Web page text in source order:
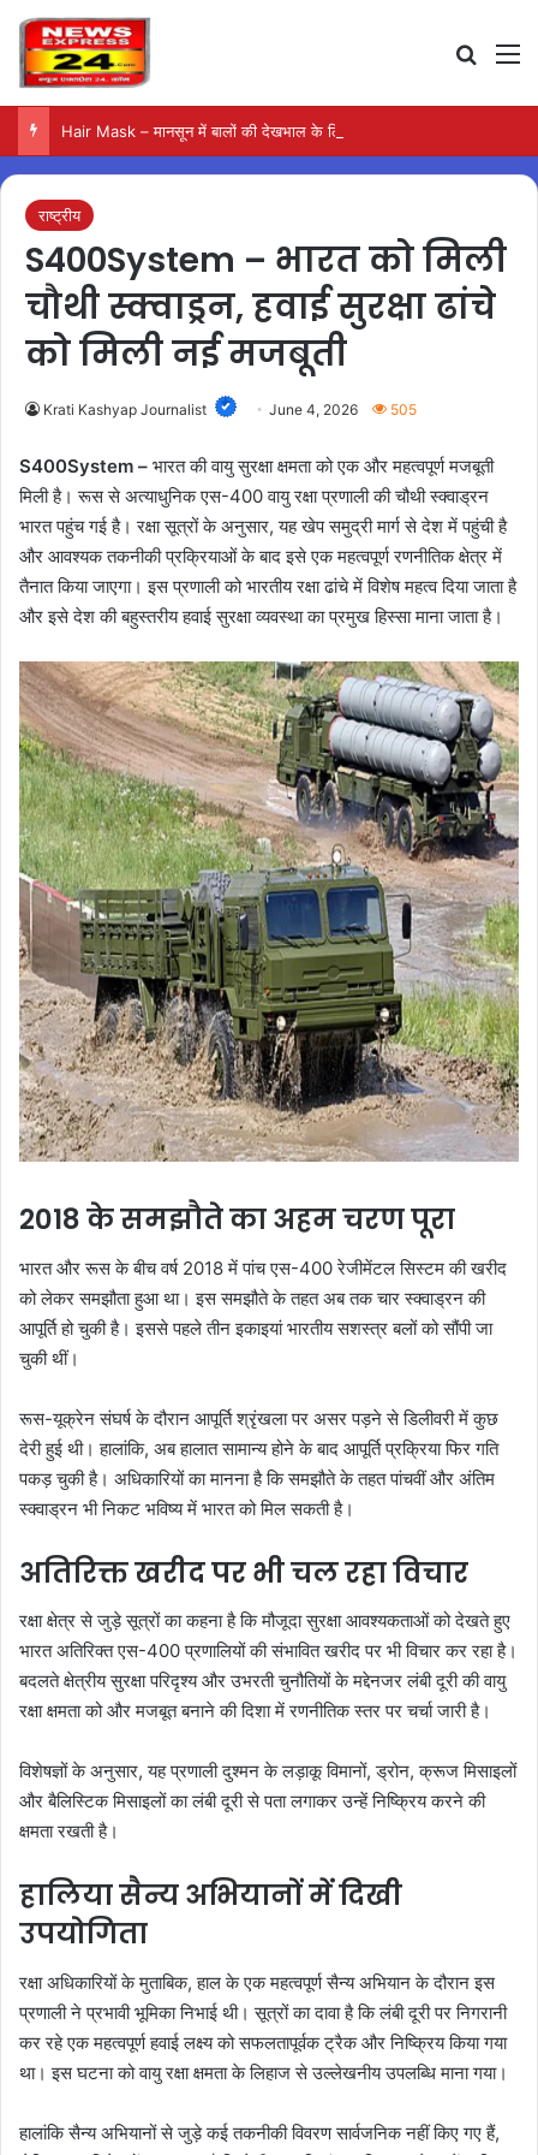
Hair Mask – मानसून में बालों की देखभाल के लिए आजमाएं अंडे का मास्क
राष्ट्रीय
S400System – भारत को मिली
चौथी स्क्वाड्रन, हवाई सुरक्षा ढांचे
को मिली नई मजबूती
Krati Kashyap Journalist June 4, 2026 505
S400System – भारत की वायु सुरक्षा क्षमता को एक और महत्वपूर्ण मजबूती
मिली है। रूस से अत्याधुनिक एस-400 वायु रक्षा प्रणाली की चौथी स्क्वाड्रन
भारत पहुंच गई है। रक्षा सूत्रों के अनुसार, यह खेप समुद्री मार्ग से देश में पहुंची है
और आवश्यक तकनीकी प्रक्रियाओं के बाद इसे एक महत्वपूर्ण रणनीतिक क्षेत्र में
तैनात किया जाएगा। इस प्रणाली को भारतीय रक्षा ढांचे में विशेष महत्व दिया जाता है
और इसे देश की बहुस्तरीय हवाई सुरक्षा व्यवस्था का प्रमुख हिस्सा माना जाता है।
2018 के समझौते का अहम चरण पूरा
भारत और रूस के बीच वर्ष 2018 में पांच एस-400 रेजीमेंटल सिस्टम की खरीद
को लेकर समझौता हुआ था। इस समझौते के तहत अब तक चार स्क्वाड्रन की
आपूर्ति हो चुकी है। इससे पहले तीन इकाइयां भारतीय सशस्त्र बलों को सौंपी जा
चुकी थीं।
रूस-यूक्रेन संघर्ष के दौरान आपूर्ति श्रृंखला पर असर पड़ने से डिलीवरी में कुछ
देरी हुई थी। हालांकि, अब हालात सामान्य होने के बाद आपूर्ति प्रक्रिया फिर गति
पकड़ चुकी है। अधिकारियों का मानना है कि समझौते के तहत पांचवीं और अंतिम
स्क्वाड्रन भी निकट भविष्य में भारत को मिल सकती है।
अतिरिक्त खरीद पर भी चल रहा विचार
रक्षा क्षेत्र से जुड़े सूत्रों का कहना है कि मौजूदा सुरक्षा आवश्यकताओं को देखते हुए
भारत अतिरिक्त एस-400 प्रणालियों की संभावित खरीद पर भी विचार कर रहा है।
बदलते क्षेत्रीय सुरक्षा परिदृश्य और उभरती चुनौतियों के मद्देनजर लंबी दूरी की वायु
रक्षा क्षमता को और मजबूत बनाने की दिशा में रणनीतिक स्तर पर चर्चा जारी है।
विशेषज्ञों के अनुसार, यह प्रणाली दुश्मन के लड़ाकू विमानों, ड्रोन, क्रूज मिसाइलों
और बैलिस्टिक मिसाइलों का लंबी दूरी से पता लगाकर उन्हें निष्क्रिय करने की
क्षमता रखती है।
हालिया सैन्य अभियानों में दिखी
उपयोगिता
रक्षा अधिकारियों के मुताबिक, हाल के एक महत्वपूर्ण सैन्य अभियान के दौरान इस
प्रणाली ने प्रभावी भूमिका निभाई थी। सूत्रों का दावा है कि लंबी दूरी पर निगरानी
कर रहे एक महत्वपूर्ण हवाई लक्ष्य को सफलतापूर्वक ट्रैक और निष्क्रिय किया गया
था। इस घटना को वायु रक्षा क्षमता के लिहाज से उल्लेखनीय उपलब्धि माना गया।
हालांकि सैन्य अभियानों से जुड़े कई तकनीकी विवरण सार्वजनिक नहीं किए गए हैं,